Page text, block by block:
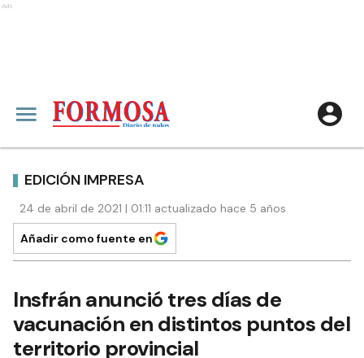
Ads
EDICIÓN IMPRESA
24 de abril de 2021 | 01:11 actualizado hace 5 años
Añadir como fuente en
Insfrán anunció tres días de
vacunación en distintos puntos del
territorio provincial